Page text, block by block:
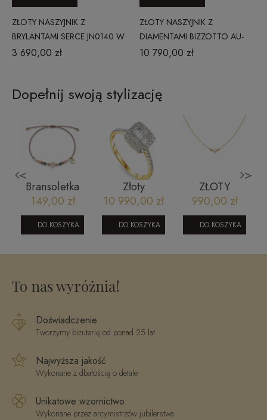
ZŁOTY NASZYJNIK Z
BRYLANTAMI SERCE JN0140 W
CLASSIC DIAMONDS
3 690,00 zł
ZŁOTY NASZYJNIK Z
DIAMENTAMI BIZZOTTO AU-
750 NE07-N0YW-D
10 790,00 zł
Dopełnij swoją stylizację
<
Bransoletka
na sznurku-
różowy
kwarc,
szmaragd,
turmalin,
149,00 zł
DO KOSZYKA
Złoty
pierścionek
zaręczynowy
bagietka z
brylantami
0,57 ct
R58325Y
10 990,00 zł
DO KOSZYKA
ZŁOTY
NASZYJNIK Z
4 KULKAMI
GŁADKIMI I
PEREŁKĄ M
990,00 zł
DO KOSZYKA
>
To nas wyróżnia!
Doświadczenie
Tworzymy biżuterię od ponad 25 lat
Najwyższa jakość
Wykonane z dbałością o detale
Unikatowe wzornictwo
Wykonane przez arcymistrzów jubilerstwa